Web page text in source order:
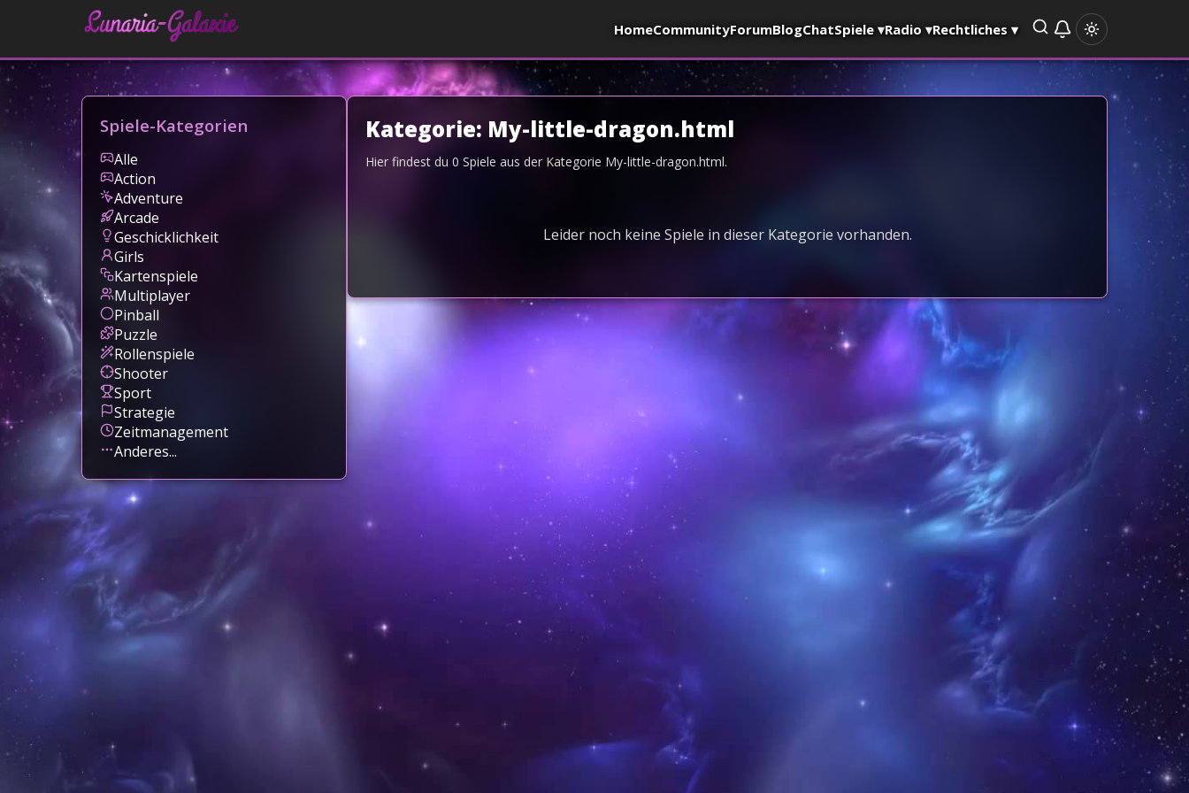
HomeCommunityForumBlogChatSpiele ▾Radio ▾Rechtliches ▾
Spiele-Kategorien
Alle
Action
Adventure
Arcade
Geschicklichkeit
Girls
Kartenspiele
Multiplayer
Pinball
Puzzle
Rollenspiele
Shooter
Sport
Strategie
Zeitmanagement
Anderes...
Kategorie: My-little-dragon.html
Hier findest du 0 Spiele aus der Kategorie My-little-dragon.html.
Leider noch keine Spiele in dieser Kategorie vorhanden.